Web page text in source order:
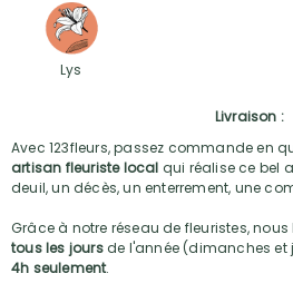
Lys
Livraison :
Avec 123fleurs, passez commande en
artisan fleuriste local qui réalise ce bel
deuil, un décès, un enterrement, une
Grâce à notre réseau de fleuristes, nous
tous les joursde l'année (dimanches et
4h seulement.